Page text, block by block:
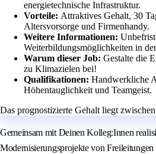
energietechnische Infrastruktur.
Vorteile: Attraktives Gehalt, 30
Altersvorsorge und Firmenhandy.
Weitere Informationen:
Weiterbildungsmöglichkeiten in
Warum dieser Job: Gestalte die
zu Klimazielen bei!
Qualifikationen: Handwerkliche
Höhentauglichkeit und Teamgeist.
Das prognostizierte Gehalt liegt
Gemeinsam mit Deinen Kolleg:Innen
Modernisierungsprojekte von